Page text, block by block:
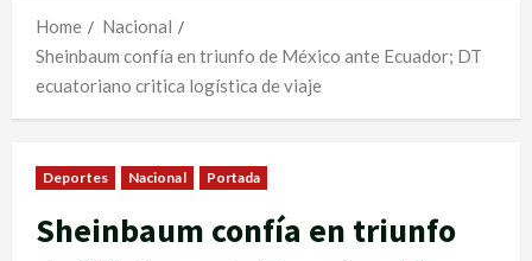
Home
Nacional
Sheinbaum confía en triunfo de México ante Ecuador; DT
ecuatoriano critica logística de viaje
Deportes Nacional Portada
Sheinbaum confía en triunfo